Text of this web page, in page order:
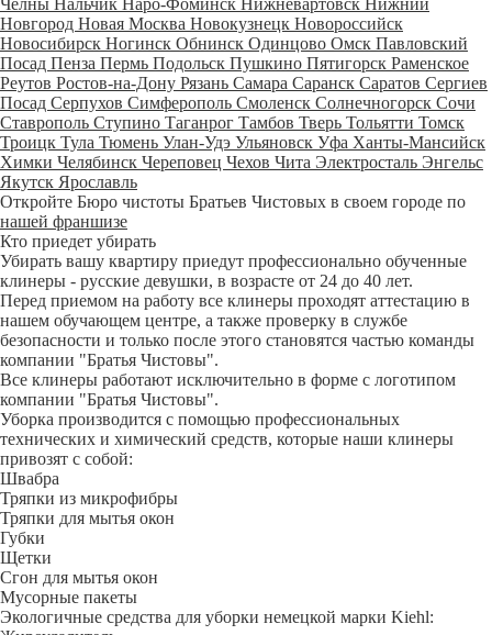
Челны Нальчик Наро-Фоминск Нижневартовск Нижний
Новгород Новая Москва Новокузнецк Новороссийск
Новосибирск Ногинск Обнинск Одинцово Омск Павловский
Посад Пенза Пермь Подольск Пушкино Пятигорск Раменское
Реутов Ростов-на-Дону Рязань Самара Саранск Саратов Сергиев
Посад Серпухов Симферополь Смоленск Солнечногорск Сочи
Ставрополь Ступино Таганрог Тамбов Тверь Тольятти Томск
Троицк Тула Тюмень Улан-Удэ Ульяновск Уфа Ханты-Мансийск
Химки Челябинск Череповец Чехов Чита Электросталь Энгельс
Якутск Ярославль
Откройте Бюро чистоты Братьев Чистовых в своем городе по
нашей франшизе
Кто приедет убирать
Убирать вашу квартиру приедут профессионально обученные
клинеры - русские девушки, в возрасте от 24 до 40 лет.
Перед приемом на работу все клинеры проходят аттестацию в
нашем обучающем центре, а также проверку в службе
безопасности и только после этого становятся частью команды
компании "Братья Чистовы".
Все клинеры работают исключительно в форме с логотипом
компании "Братья Чистовы".
Уборка производится с помощью профессиональных
технических и химический средств, которые наши клинеры
привозят с собой:
Швабра
Тряпки из микрофибры
Тряпки для мытья окон
Губки
Щетки
Сгон для мытья окон
Мусорные пакеты
Экологичные средства для уборки немецкой марки Kiehl: